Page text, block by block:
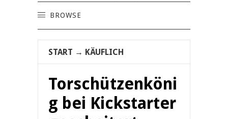
BROWSE
START → KÄUFLICH
Torschützenköni
g bei Kickstarter